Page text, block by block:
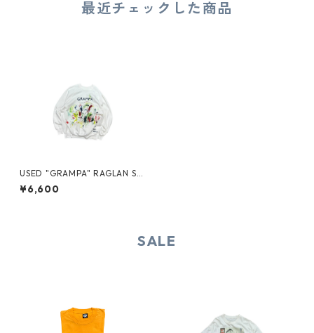
最近チェックした商品
USED "GRAMPA" RAGLAN S
WEAT
¥6,600
SALE